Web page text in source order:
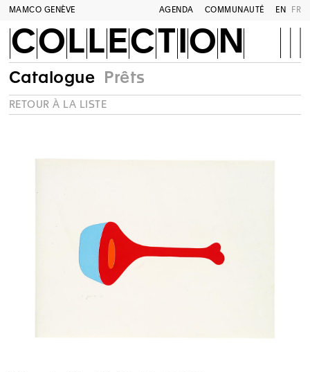
MAMCO GENÈVE AGENDA COMMUNAUTÉ EN FR
COLLECTION
Catalogue Prêts
RETOUR À LA LISTE